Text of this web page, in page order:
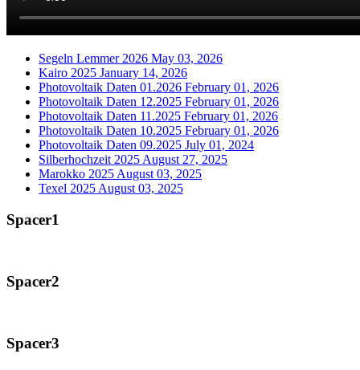
Segeln Lemmer 2026 May 03, 2026
Kairo 2025 January 14, 2026
Photovoltaik Daten 01.2026 February 01, 2026
Photovoltaik Daten 12.2025 February 01, 2026
Photovoltaik Daten 11.2025 February 01, 2026
Photovoltaik Daten 10.2025 February 01, 2026
Photovoltaik Daten 09.2025 July 01, 2024
Silberhochzeit 2025 August 27, 2025
Marokko 2025 August 03, 2025
Texel 2025 August 03, 2025
Spacer1
Spacer2
Spacer3